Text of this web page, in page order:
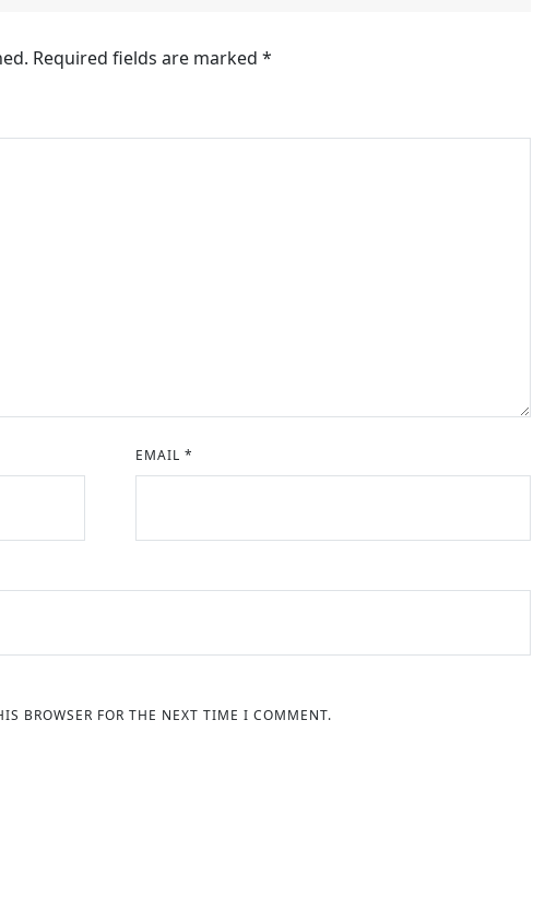
Required fields are marked *
EMAIL*
BROWSER FOR THE NEXT TIME I COMMENT.